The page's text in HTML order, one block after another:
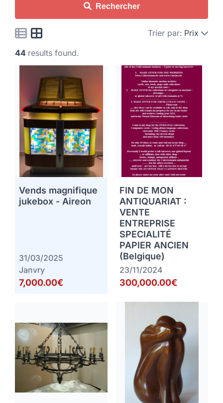
Rechercher
Trier par: Prix
44 results found.
Vends magnifique
jukebox - Aireon
31/03/2025
Janvry
7,000.00€
FIN DE MON
ANTIQUARIAT :
VENTE
ENTREPRISE
SPECIALITÉ
PAPIER ANCIEN
(Belgique)
23/11/2024
300,000.00€